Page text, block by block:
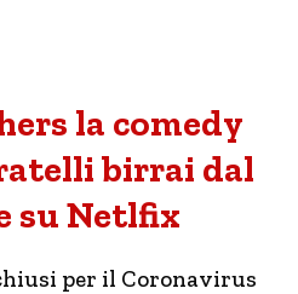
la comedy
birrai dal
su Netlfix
per il Coronavirus